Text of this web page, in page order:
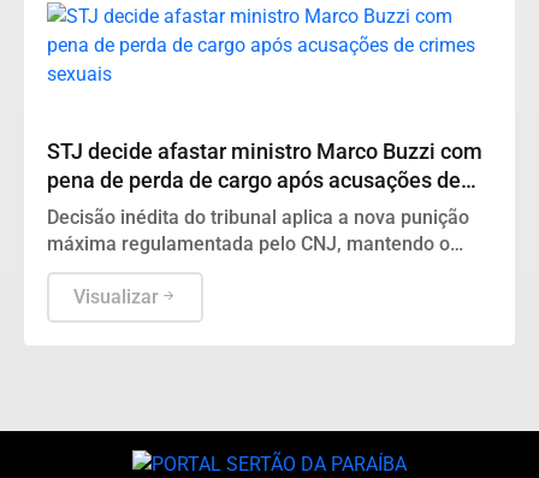
STJ decide afastar ministro Marco Buzzi com
pena de perda de cargo após acusações de
crimes sexuais
Decisão inédita do tribunal aplica a nova punição
máxima regulamentada pelo CNJ, mantendo o
magistrado fora das funções e com rendimentos
proporcionais.
Visualizar